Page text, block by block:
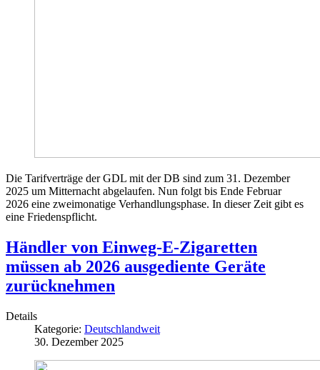
Die Tarifverträge der GDL mit der DB sind zum 31. Dezember
2025 um Mitternacht abgelaufen. Nun folgt bis Ende Februar
2026 eine zweimonatige Verhandlungsphase. In dieser Zeit gibt es
eine Friedenspflicht.
Händler von Einweg-E-Zigaretten
müssen ab 2026 ausgediente Geräte
zurücknehmen
Details
Kategorie: Deutschlandweit
30. Dezember 2025